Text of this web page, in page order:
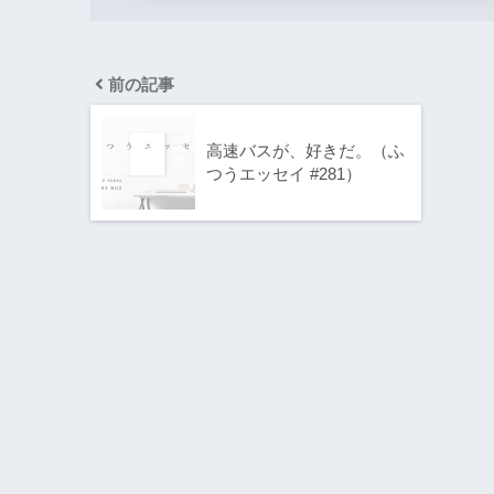
前の記事
高速バスが、好きだ。（ふ
つうエッセイ #281）